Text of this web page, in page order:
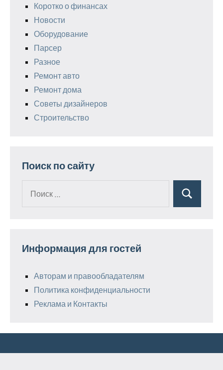
Коротко о финансах
Новости
Оборудование
Парсер
Разное
Ремонт авто
Ремонт дома
Советы дизайнеров
Строительство
Поиск по сайту
Поиск
Информация для гостей
Авторам и правообладателям
Политика конфиденциальности
Реклама и Контакты